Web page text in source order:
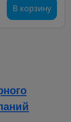
В корзину